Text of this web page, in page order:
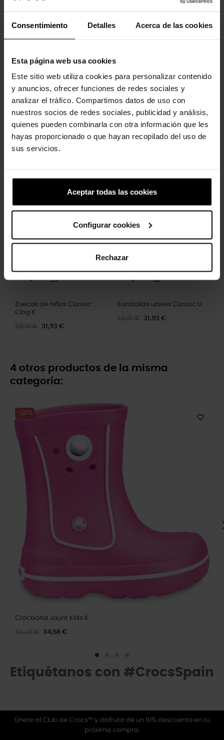
Consentimiento Detalles Acerca de las cookies
Esta página web usa cookies
Este sitio web utiliza cookies para personalizar contenido
y anuncios, ofrecer funciones de redes sociales y
analizar el tráfico. Compartimos datos de uso con
nuestros socios de redes sociales, publicidad y análisis,
quienes pueden combinarla con otra información que les
hayas proporcionado o que hayan recopilado del uso de
sus servicios.
Aceptar todas las cookies
Configurar cookies
Rechazar
-20%
Zuecos de niños Classic
Clog K
39,91 € 31,93 €
-20%
Sandalias unisex Classic U
39,91 € 31,93 €
4 otros productos de la misma
categoría:
-20%
Crocband Jaunt Kids K
43,35 € 34,68 €
Etiquétanos con #CrocsSpain
Únete al Club de Crocs™ y disfruta de un 10% descuento en tu
próxima compra.